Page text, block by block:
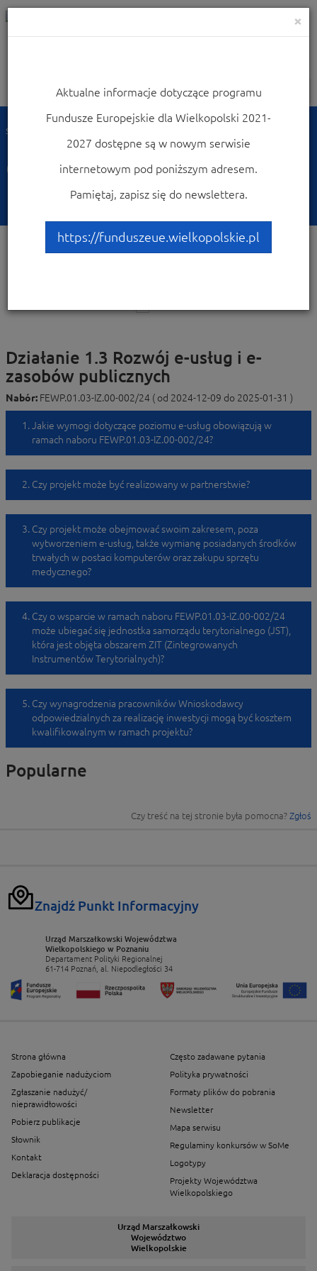
Nawigacja
Strona główna
Często zadawane pytania
Działanie 1.3 Rozwój e-usług i e-
zasobów publicznych
Nabór: FEWP.01.03-IZ.00-002/24 ( od 2024-12-09 do 2025-01-31 )
Jakie wymogi dotyczące poziomu e-usług obowiązują w
ramach naboru FEWP.01.03-IZ.00-002/24?
Czy projekt może być realizowany w partnerstwie?
Czy projekt może obejmować swoim zakresem, poza
wytworzeniem e-usług, także wymianę posiadanych środków
trwałych w postaci komputerów oraz zakupu sprzętu
medycznego?
Czy o wsparcie w ramach naboru FEWP.01.03-IZ.00-002/24
może ubiegać się jednostka samorządu terytorialnego (JST),
która jest objęta obszarem ZIT (Zintegrowanych
Instrumentów Terytorialnych)?
Czy wynagrodzenia pracowników Wnioskodawcy
odpowiedzialnych za realizację inwestycji mogą być kosztem
kwalifikowalnym w ramach projektu?
Popularne
Czy treść na tej stronie była pomocna? Zgłoś
Znajdź Punkt Informacyjny
Urząd Marszałkowski Województwa
Wielkopolskiego w Poznaniu
Departament Polityki Regionalnej
61-714 Poznań, al. Niepodległości 34
Strona główna
Zapobieganie nadużyciom
Zgłaszanie nadużyć/
nieprawidłowości
Pobierz publikacje
Słownik
Kontakt
Deklaracja dostępności
Często zadawane pytania
Polityka prywatności
Formaty plików do pobrania
Newsletter
Mapa serwisu
Regulaminy konkursów w SoMe
Logotypy
Projekty Województwa
Wielkopolskiego
Urząd Marszałkowski
Województwo
Wielkopolskie
×
Aktualne informacje dotyczące programu
Fundusze Europejskie dla Wielkopolski 2021-
2027 dostępne są w nowym serwisie
internetowym pod poniższym adresem.
Pamiętaj, zapisz się do newslettera.
https://funduszeue.wielkopolskie.pl